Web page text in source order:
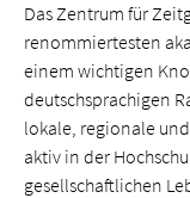
Das Zentrum für
renommiertesten
einem wichtigen
deutschsprachigen
lokale, regionale
aktiv in der
gesellschaftlichen